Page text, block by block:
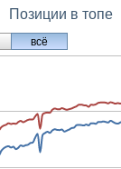
Позиции в топе
всё